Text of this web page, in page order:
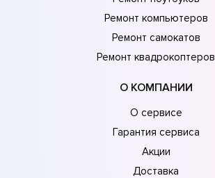
Ремонт компьютеров
Ремонт самокатов
Ремонт квадрокоптеров
О КОМПАНИИ
О сервисе
Гарантия сервиса
Акции
Доставка